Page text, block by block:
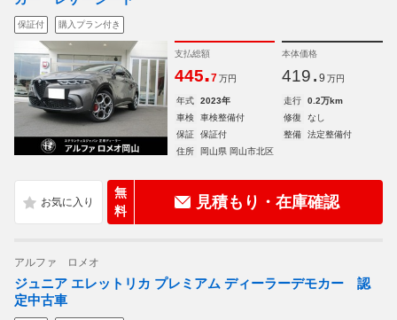
保証付 購入プラン付き
支払総額
445.7 万円
本体価格
419. 9 万円
年式 2023年 走行
0.2万km
車検
車検整備付 修復
なし
保証
保証付 整備
法定整備付
住所
岡山県 岡山市北区
無
料
見積もり・在庫確認
アルファ ロメオ
ジュニア エレットリカ プレミアム ディーラーデモカー 認
定中古車